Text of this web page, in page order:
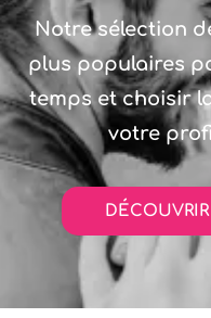
Notre sélection
plus populaires
temps et choisir
votre